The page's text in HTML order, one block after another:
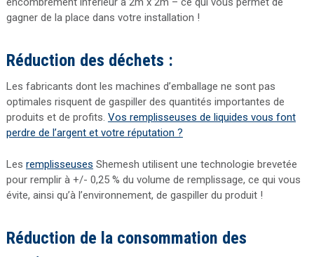
gagner de la place dans votre installation !
Réduction des déchets :
Les fabricants dont les machines d’emballage ne sont pas
optimales risquent de gaspiller des quantités importantes de
produits et de profits. Vos remplisseuses de liquides vous font
perdre de l’argent et votre réputation ?
Les remplisseuses Shemesh utilisent une technologie brevetée
pour remplir à +/- 0,25 % du volume de remplissage, ce qui vous
évite, ainsi qu’à l’environnement, de gaspiller du produit !
Réduction de la consommation des